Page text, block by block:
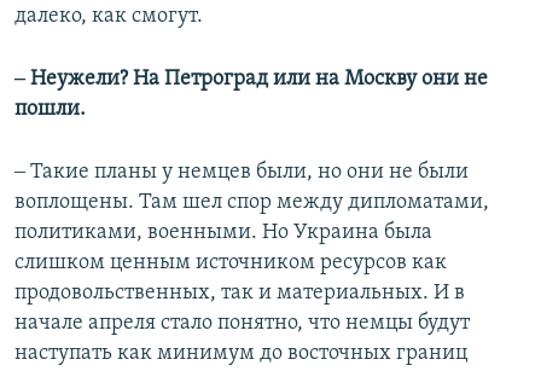
далеко, как смогут.
‒ Неужели? На Петроград или на Москву они не
пошли.
‒ Такие планы у немцев были, но они не были
воплощены. Там шел спор между дипломатами,
политиками, военными. Но Украина была
слишком ценным источником ресурсов как
продовольственных, так и материальных. И в
начале апреля стало понятно, что немцы будут
наступать как минимум до восточных границ